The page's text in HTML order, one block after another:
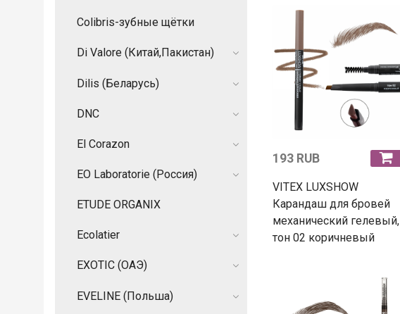
193 RUB
VITEX LUXSHOW
Карандаш для бровей
механический гелевый,
тон 02 коричневый
Colibris-зубные щётки
Di Valore (Китай,Пакистан)
Dilis (Беларусь)
DNC
El Corazon
EO Laboratorie (Россия)
ETUDE ORGANIX
Ecolatier
EXOTIC (ОАЭ)
EVELINE (Польша)